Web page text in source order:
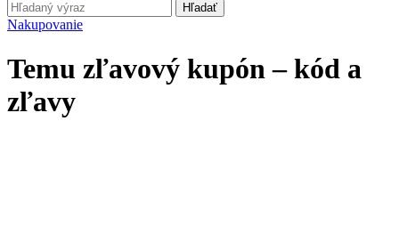
Hľadať
Nakupovanie
Temu zľavový kupón – kód a
zľavy